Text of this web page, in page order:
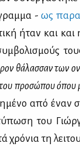
-ως
ήταν και
θά­λασ­σαν των
προ­σώ­που όπου
από έναν
του
χρό­νια τη